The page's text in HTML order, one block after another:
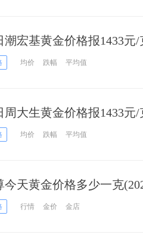
潮宏基黄金价格报1433元
均价 跌幅 平均值
周大生黄金价格报1433元
均价 跌幅 平均值
今天黄金价格多少一克
行情 金价 金店